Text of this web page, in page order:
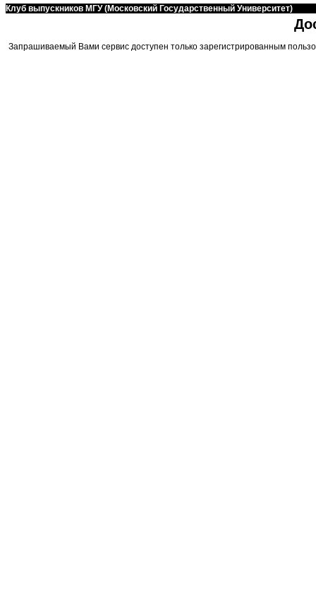
Клуб выпускников МГУ (Московский Государственный Университет)
Запрашиваемый Вами сервис доступен только зарегистрированным